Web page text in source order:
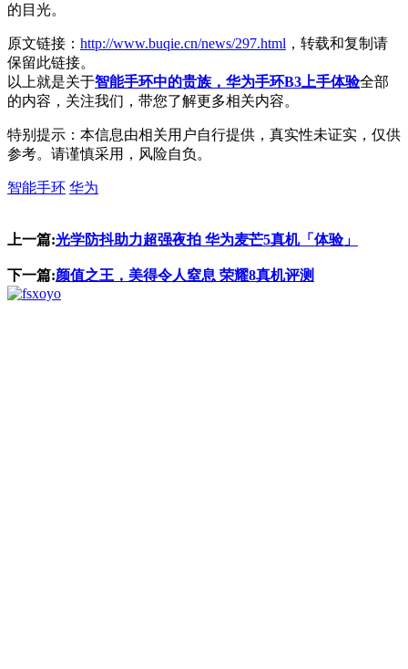
的目光。
原文链接： http://www.buqie.cn/news/297.html ，转载和复制请
保留此链接。
以上就是关于智能手环中的贵族，华为手环B3上手体验全部
的内容，关注我们，带您了解更多相关内容。
特别提示：本信息由相关用户自行提供，真实性未证实，仅供
参考。请谨慎采用，风险自负。
智能手环 华为
上一篇:光学防抖助力超强夜拍 华为麦芒5真机「体验」
下一篇:颜值之王，美得令人窒息 荣耀8真机评测